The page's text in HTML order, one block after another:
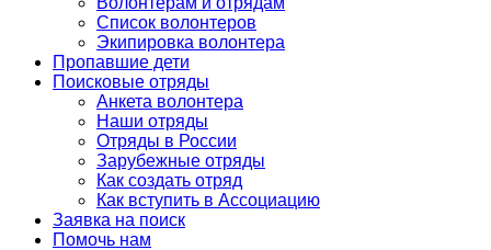
Список волонтеров
Экипировка волонтера
Пропавшие дети
Поисковые отряды
Анкета волонтера
Наши отряды
Отряды в России
Зарубежные отряды
Как создать отряд
Как вступить в Ассоциацию
Заявка на поиск
Помочь нам